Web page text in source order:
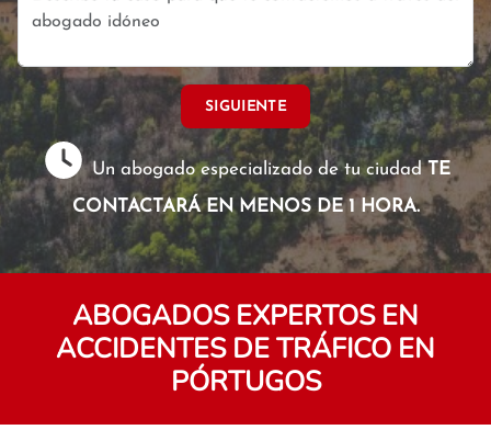
SIGUIENTE
Un abogado especializado de tu ciudadTE
CONTACTARÁ EN MENOS DE 1 HORA.
ABOGADOS EXPERTOS EN
ACCIDENTES DE TRÁFICO EN
PÓRTUGOS